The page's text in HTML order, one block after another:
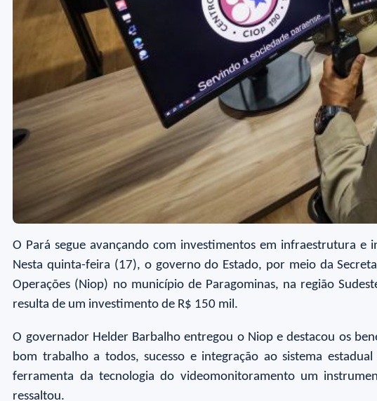
O Pará segue avançando com investimentos em infraestrutura e
Nesta quinta-feira (17), o governo do Estado, por meio da
Operações (Niop) no município de Paragominas, na região
resulta de um investimento de R$ 150 mil.
O governador Helder Barbalho entregou o Niop e destacou os
bom trabalho a todos, sucesso e integração ao sistema
ferramenta da tecnologia do videomonitoramento um
ressaltou.